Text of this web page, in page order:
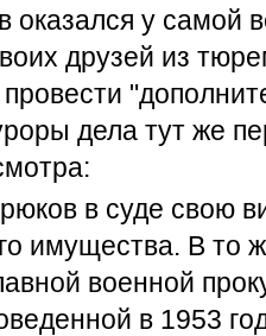
оказался у самой
друзей из
дела тут же
в суде свою
имущества. В то
военной
в 1953